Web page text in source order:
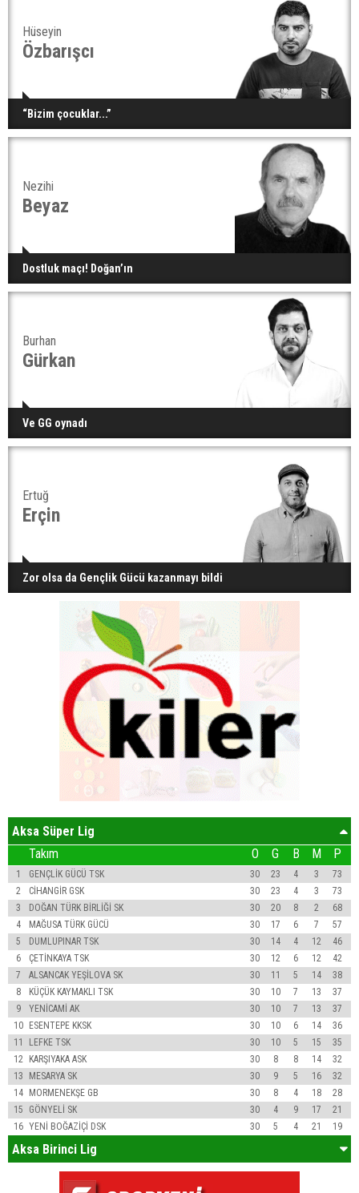
Hüseyin
Özbarışcı
“Bizim çocuklar...”
Nezihi
Beyaz
Dostluk maçı! Doğan’ın
Burhan
Gürkan
Ve GG oynadı
Ertuğ
Erçin
Zor olsa da Gençlik Gücü kazanmayı bildi
Aksa Süper Lig
Takım
O G B M P
1 GENÇLİK GÜCÜ TSK 30 23 4 3
73
2
CİHANGİR GSK 30 23 4 3
73
3
DOĞAN TÜRK BİRLİĞİ SK 30 20 8 2
68
4
MAĞUSA TÜRK GÜCÜ 30 17 6 7
57
5
DUMLUPINAR TSK 30 14 4 12
46
6
ÇETİNKAYA TSK 30 12 6 12
42
7
ALSANCAK YEŞİLOVA SK 30 11 5 14
38
8
KÜÇÜK KAYMAKLI TSK 30 10 7 13
37
9
YENİCAMİ AK 30 10 7 13
37
10
ESENTEPE KKSK 30 10 6 14
36
11
LEFKE TSK 30 10 5 15
35
12
KARŞIYAKA ASK 30 8 8 14
32
13
MESARYA SK 30 9 5 16
32
14
MORMENEKŞE GB 30 8 4 18
28
15
GÖNYELİ SK 30 4 9 17
21
16 YENİ BOĞAZİÇİ DSK 30 5 4 21 19
Aksa Birinci Lig